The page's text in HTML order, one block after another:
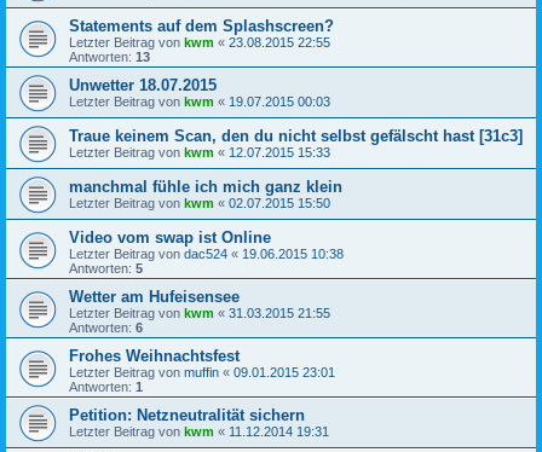
Statements auf dem Splashscreen?
Letzter Beitrag von kwm « 23.08.2015 22:55
Antworten: 13
Unwetter 18.07.2015
Letzter Beitrag von kwm « 19.07.2015 00:03
Traue keinem Scan, den du nicht selbst gefälscht hast [31c3]
Letzter Beitrag von kwm « 12.07.2015 15:33
manchmal fühle ich mich ganz klein
Letzter Beitrag von kwm « 02.07.2015 15:50
Video vom swap ist Online
Letzter Beitrag von dac524 « 19.06.2015 10:38
Antworten: 5
Wetter am Hufeisensee
Letzter Beitrag von kwm « 31.03.2015 21:55
Antworten: 6
Frohes Weihnachtsfest
Letzter Beitrag von muffin « 09.01.2015 23:01
Antworten: 1
Petition: Netzneutralität sichern
Letzter Beitrag von kwm « 11.12.2014 19:31